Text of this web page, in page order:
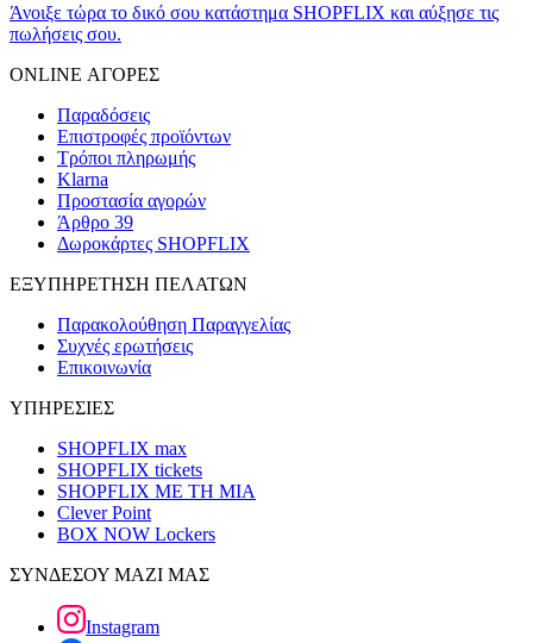
Άνοιξε τώρα το δικό σου κατάστημα SHOPFLIX και αύξησε τις
πωλήσεις σου.
ONLINE ΑΓΟΡΕΣ
Παραδόσεις
Επιστροφές προϊόντων
Τρόποι πληρωμής
Klarna
Προστασία αγορών
Άρθρο 39
Δωροκάρτες SHOPFLIX
ΕΞΥΠΗΡΕΤΗΣΗ ΠΕΛΑΤΩΝ
Παρακολούθηση Παραγγελίας
Συχνές ερωτήσεις
Επικοινωνία
ΥΠΗΡΕΣΙΕΣ
SHOPFLIX max
SHOPFLIX tickets
SHOPFLIX ΜΕ ΤΗ ΜΙΑ
Clever Point
BOX NOW Lockers
ΣΥΝΔΕΣΟΥ ΜΑΖΙ ΜΑΣ
Instagram